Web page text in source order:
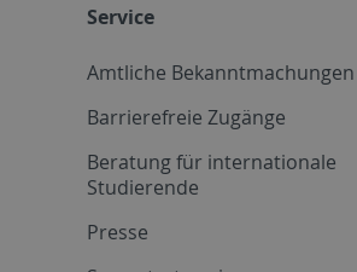
Service
Amtliche Bekanntmachungen
Barrierefreie Zugänge
Beratung für internationale
Studierende
Presse